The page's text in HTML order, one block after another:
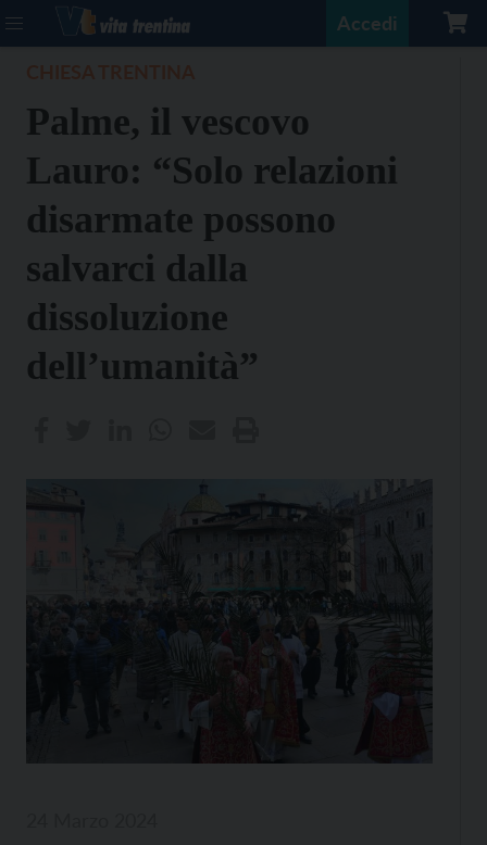
Accedi
Palme, il vescovo
Lauro: “Solo relazioni
disarmate possono
salvarci dalla
dissoluzione
dell’umanità”